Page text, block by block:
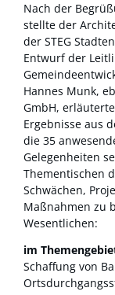
Nach der
stellte der
der STEG
Entwurf der
Hannes Munk,
GmbH,
Ergebnisse aus
die 35
Gelegenheiten
Thementischen
Schwächen,
Maßnahmen zu
Wesentlichen:
im
Schaffung von